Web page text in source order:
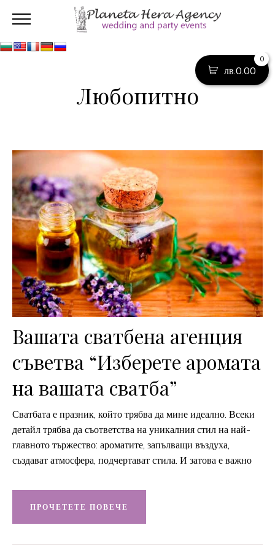
0
лв.0.00
Любопитно
Вашата сватбена агенция
съветва “Изберете аромата
на вашата сватба”
Сватбата е празник, който трябва да мине идеално. Всеки
детайл трябва да съответства на уникалния стил на най-
главното тържество: ароматите, запълващи въздуха,
създават атмосфера, подчертават стила. И затова е важно
ПРОЧЕТЕТЕ ПОВЕЧЕ